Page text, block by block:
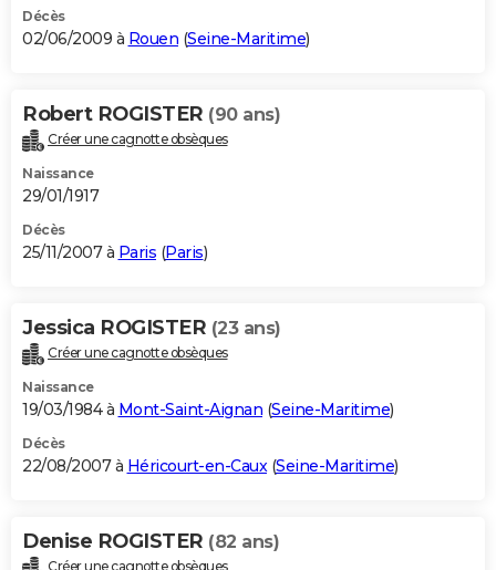
Décès
02/06/2009 à Rouen (Seine-Maritime)
Robert ROGISTER (90 ans)
Créer une cagnotte obsèques
Naissance
29/01/1917
Décès
25/11/2007 à Paris (Paris)
Jessica ROGISTER (23 ans)
Créer une cagnotte obsèques
Naissance
19/03/1984 à Mont-Saint-Aignan (Seine-Maritime)
Décès
22/08/2007 à Héricourt-en-Caux(Seine-Maritime)
Denise ROGISTER (82 ans)
Créer une cagnotte obsèques